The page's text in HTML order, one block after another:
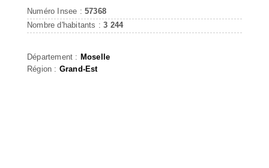
Numéro Insee : 57368
Nombre d'habitants :3 244
Département : Moselle
Région : Grand-Est